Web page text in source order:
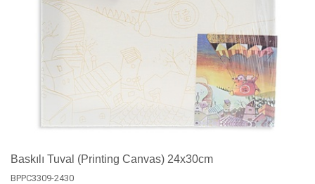
Baskılı Tuval (Printing Canvas) 24x30cm
BPPC3309-2430